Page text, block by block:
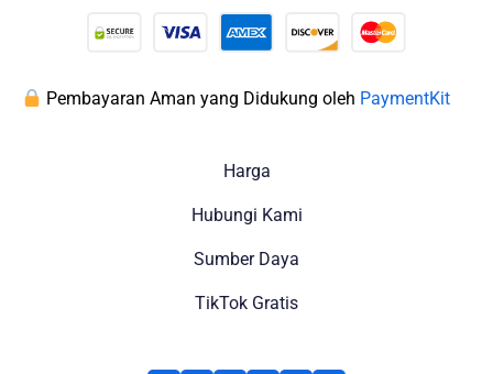
Pembayaran Aman yang Didukung oleh PaymentKit
Harga
Hubungi Kami
Sumber Daya
TikTok Gratis